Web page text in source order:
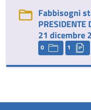
Fabbisogni
PRESIDENTE
21 dicembre
0 1